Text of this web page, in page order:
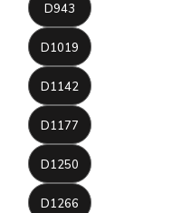
D943
D1019
D1142
D1177
D1250
D1266